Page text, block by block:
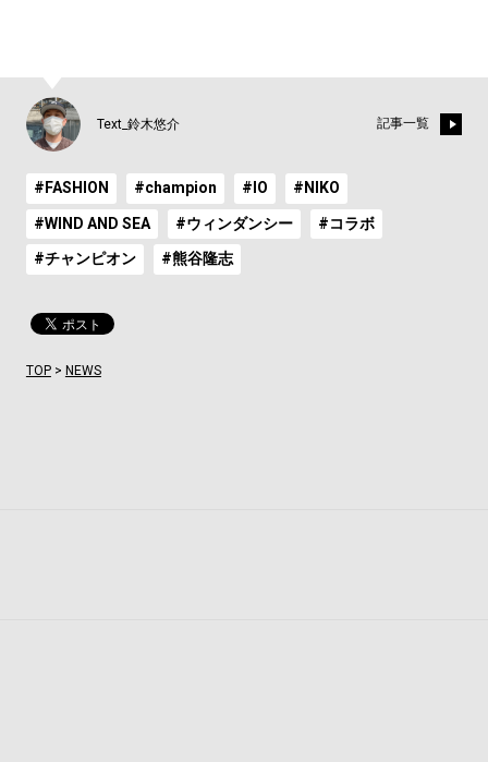
Text_鈴木悠介 記事一覧
#FASHION #champion #IO #NIKO
#WIND AND SEA #ウィンダンシー #コラボ
#チャンピオン #熊谷隆志
TOP> NEWS